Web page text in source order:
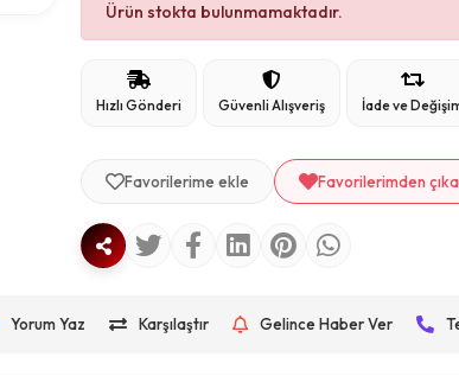
Ürün stokta bulunmamaktadır.
Hızlı Gönderi Güvenli Alışveriş İade ve
Favorilerime ekle Favorilerimden
Yorum Yaz Karşılaştır Gelince Haber Ver